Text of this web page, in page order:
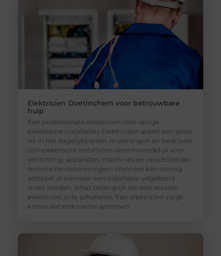
Elektricien Doetinchem voor betrouwbare
hulp
Een professionele elektricien voor veilige
elektrische installaties Elektriciteit speelt een grote
rol in het dagelijks leven. In woningen en bedrijven
zijn elektrische installaties verantwoordelijk voor
verlichting, apparaten, machines en verschillende
technische voorzieningen. Wanneer een storing
ontstaat of wanneer een installatie uitgebreid
moet worden, is het belangrijk om een ervaren
elektricien in te schakelen. Een elektricien zorgt
ervoor dat elektrische systemen